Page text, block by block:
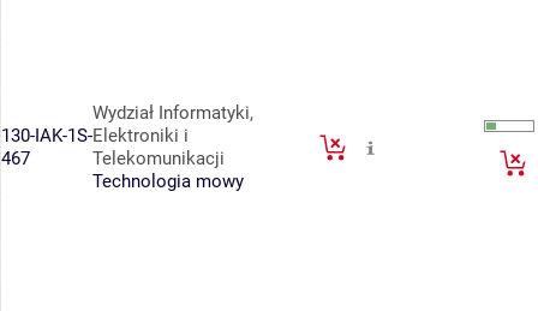
130-IAK-1S-
467
Wydział Informatyki,
Elektroniki i
Telekomunikacji
Technologia mowy